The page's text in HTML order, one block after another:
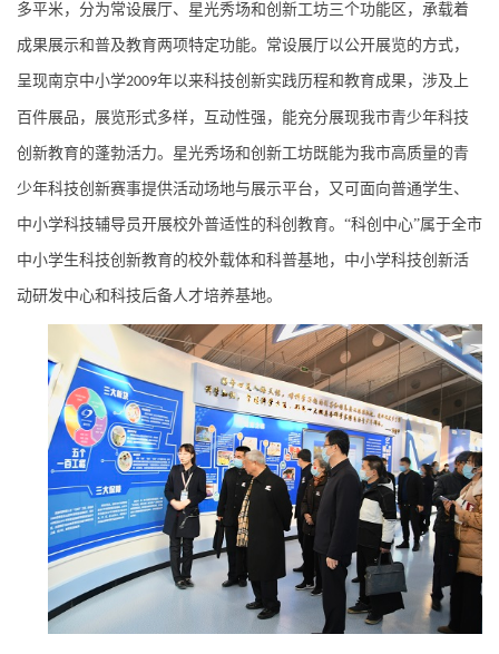
多平米，分为常设展厅、星光秀场和创新工坊三个功能区，承载着
成果展示和普及教育两项特定功能。常设展厅以公开展览的方式，
呈现南京中小学2009年以来科技创新实践历程和教育成果，涉及上
百件展品，展览形式多样，互动性强，能充分展现我市青少年科技
创新教育的蓬勃活力。星光秀场和创新工坊既能为我市高质量的青
少年科技创新赛事提供活动场地与展示平台，又可面向普通学生、
中小学科技辅导员开展校外普适性的科创教育。“科创中心”属于全市
中小学生科技创新教育的校外载体和科普基地，中小学科技创新活
动研发中心和科技后备人才培养基地。